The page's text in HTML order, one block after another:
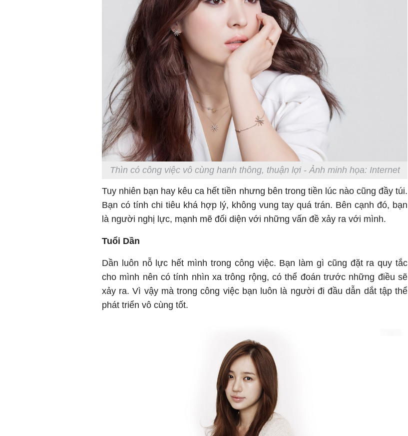
Thìn có công việc vô cùng hanh thông, thuận lợi - Ảnh minh họa: Internet
Tuy nhiên bạn hay kêu ca hết tiền nhưng bên trong tiền lúc nào cũng đầy túi.
Bạn có tính chi tiêu khá hợp lý, không vung tay quá trán. Bên cạnh đó, bạn
là người nghị lực, mạnh mẽ đối diện với những vấn đề xảy ra với mình.
Tuổi Dần
Dần luôn nỗ lực hết mình trong công việc. Bạn làm gì cũng đặt ra quy tắc
cho mình nên có tính nhìn xa trông rộng, có thể đoán trước những điều sẽ
xảy ra. Vì vậy mà trong công việc bạn luôn là người đi đầu dẫn dắt tập thể
phát triển vô cùng tốt.